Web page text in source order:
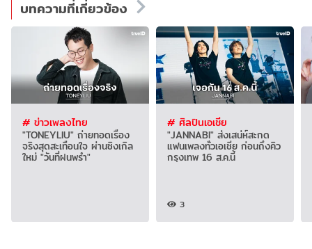
บทความที่เกี่ยวข้อง
# ข่าวเพลงไทย
"TONEYLIU" ถ่ายทอดเรื่อง
จริงสุดสะเทือนใจ ผ่านซิงเกิล
ใหม่ "วันที่ฝนพรำ"
# ศิลปินเอเชีย
"JANNABI" ส่งเสน่ห์สะกด
แฟนเพลงทั่วเอเชีย ก่อนถึงคิว
กรุงเทพ 16 ส.ค.นี้
3